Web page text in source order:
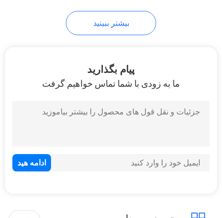
قطعات سنسور
تسمه نقاله خودکار
بیشتر ببینید
پیام بگذارید
ما به زودی با شما تماس خواهیم گرفت